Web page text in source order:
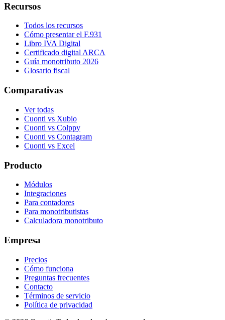
Recursos
Todos los recursos
Cómo presentar el F.931
Libro IVA Digital
Certificado digital ARCA
Guía monotributo 2026
Glosario fiscal
Comparativas
Ver todas
Cuonti vs Xubio
Cuonti vs Colppy
Cuonti vs Contagram
Cuonti vs Excel
Producto
Módulos
Integraciones
Para contadores
Para monotributistas
Calculadora monotributo
Empresa
Precios
Cómo funciona
Preguntas frecuentes
Contacto
Términos de servicio
Política de privacidad